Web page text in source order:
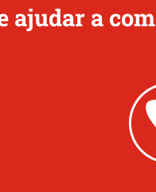
ajudar a